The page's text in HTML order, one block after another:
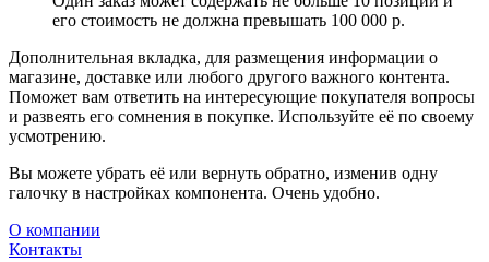
его стоимость не должна превышать 100 000 р.
Дополнительная вкладка, для размещения информации о
магазине, доставке или любого другого важного контента.
Поможет вам ответить на интересующие покупателя вопросы
и развеять его сомнения в покупке. Используйте её по своему
усмотрению.
Вы можете убрать её или вернуть обратно, изменив одну
галочку в настройках компонента. Очень удобно.
О компании
Контакты